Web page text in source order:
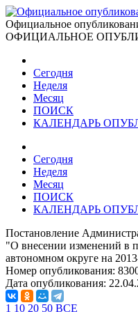
Официальное
ОФИЦИАЛЬНОЕ
Сегодня
Неделя
Месяц
ПОИСК
КАЛЕНДАРЬ
Сегодня
Неделя
Месяц
ПОИСК
КАЛЕНДАРЬ
Постановление
"О внесении изменений в
автономном округе на
Номер опубликования:
Дата опубликования:
1 10 20 50 ВСЕ